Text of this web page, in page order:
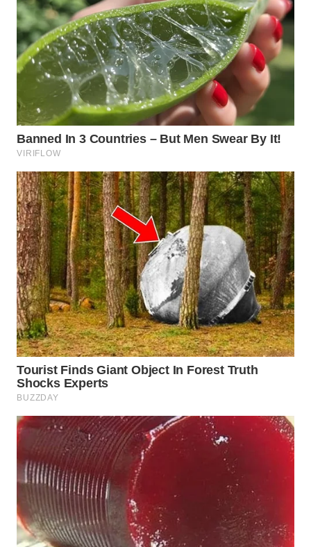
WN
INDRAMAYU
WN
KUNINGAN
MAJALENGKA
WN
SUBANG
WN
SUKABUMI
WN
PURWAKARTA
WN
PRIANGAN
TIMUR
WN
SEMARANG
WN
SOLO
WN
BOROBUDUR